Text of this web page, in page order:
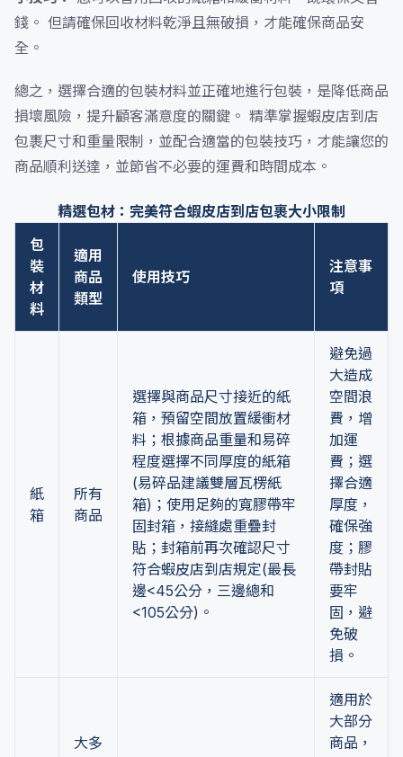
錢。 但請確保回收材料乾淨且無破損，才能確保商品安
全。
總之，選擇合適的包裝材料並正確地進行包裝，是降低商品
損壞風險，提升顧客滿意度的關鍵。 精準掌握蝦皮店到店
包裹尺寸和重量限制，並配合適當的包裝技巧，才能讓您的
商品順利送達，並節省不必要的運費和時間成本。
精選包材：完美符合蝦皮店到店包裹大小限制
包
裝
材
料
適用
商品
類型
使用技巧
注意事
項
紙
箱
所有
商品
選擇與商品尺寸接近的紙
箱，預留空間放置緩衝材
料；根據商品重量和易碎
程度選擇不同厚度的紙箱
(易碎品建議雙層瓦楞紙
箱)；使用足夠的寬膠帶牢
固封箱，接縫處重疊封
貼；封箱前再次確認尺寸
符合蝦皮店到店規定(最長
邊<45公分，三邊總和
<105公分)。
避免過
大造成
空間浪
費，增
加運
費；選
擇合適
厚度，
確保強
度；膠
帶封貼
要牢
固，避
免破
損。
大多
適用於
大部分
商品，